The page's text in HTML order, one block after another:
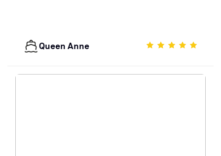
Queen Anne